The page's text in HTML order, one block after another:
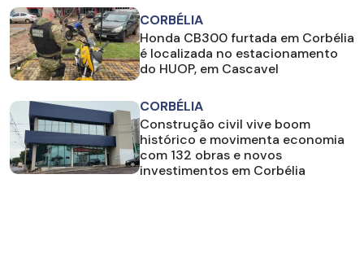
CORBÉLIA
Honda CB300 furtada em Corbélia
é localizada no estacionamento
do HUOP, em Cascavel
CORBÉLIA
Construção civil vive boom
histórico e movimenta economia
com 132 obras e novos
investimentos em Corbélia